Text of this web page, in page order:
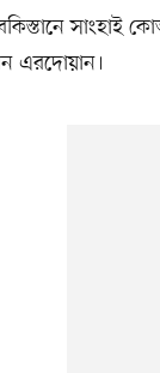
সাংহাই
এরদোয়ান।